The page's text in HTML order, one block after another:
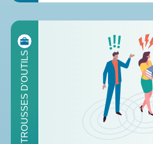
TROUSSES D'OUTILS